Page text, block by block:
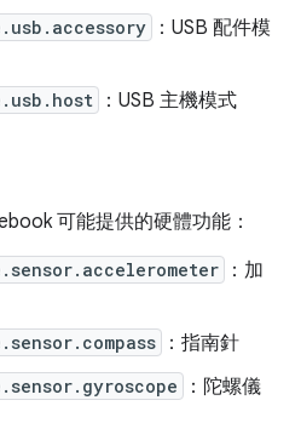
：USB 配件模
：USB 主機模式
可能提供的硬體功能：
：加
：指南針
：陀螺儀